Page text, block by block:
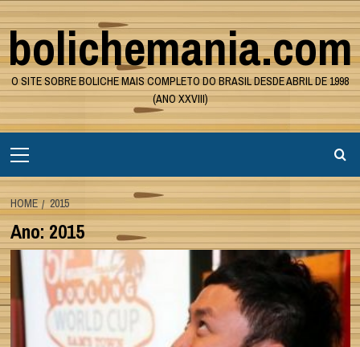
Skip
to
content
bolichemania.com
O SITE SOBRE BOLICHE MAIS COMPLETO DO BRASIL DESDE ABRIL DE 1998
(ANO XXVIII)
Menu
HOME 2015
Ano:2015